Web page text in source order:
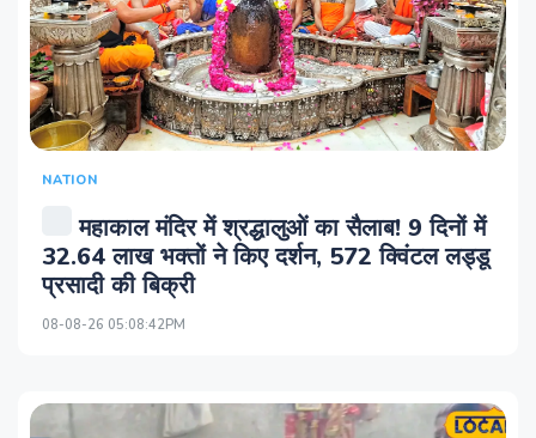
NATION
महाकाल मंदिर में श्रद्धालुओं का सैलाब! 9 दिनों में
32.64 लाख भक्तों ने किए दर्शन, 572 क्विंटल लड्डू
प्रसादी की बिक्री
08-08-26 05:08:42PM